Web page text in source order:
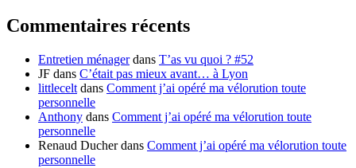
Commentaires récents
Entretien ménagerdans T’as vu quoi ? #52
JF dans C’était pas mieux avant… à Lyon
littlecelt dans Comment j’ai opéré ma vélorution toute
personnelle
Anthony dans Comment j’ai opéré ma vélorution toute
personnelle
Renaud Ducherdans Comment j’ai opéré ma vélorution toute
personnelle